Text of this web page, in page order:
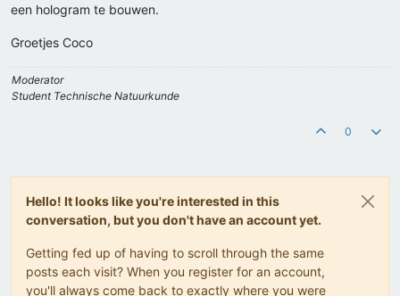
een hologram te bouwen.
Groetjes Coco
Moderator
Student Technische Natuurkunde
0
Hello! It looks like you're interested in this
conversation, but you don't have an account yet.
Getting fed up of having to scroll through the same
posts each visit? When you register for an account,
you'll always come back to exactly where you were